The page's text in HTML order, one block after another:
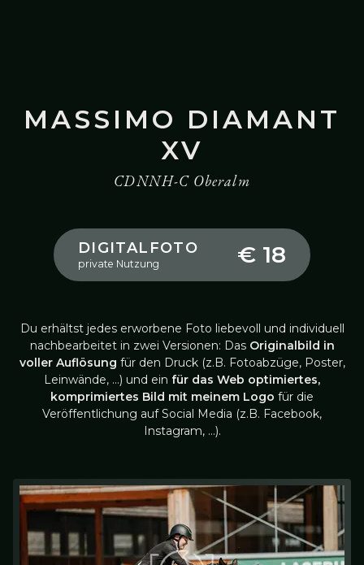
MASSIMO DIAMANT
XV
CDNNH-C Oberalm
DIGITALFOTO
private Nutzung € 18
Du erhältst jedes erworbene Foto liebevoll und individuell
nachbearbeitet in zwei Versionen: Das Originalbild in
voller Auflösung für den Druck (z.B. Fotoabzüge, Poster,
Leinwände, …) und ein für das Web optimiertes,
komprimiertes Bild mit meinem Logo für die
Veröffentlichung auf Social Media (z.B. Facebook,
Instagram, …).